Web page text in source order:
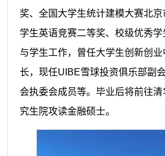
奖、全国大学生统计建模大赛北
学生英语竞赛二等奖、校级优秀
与学生工作，曾任大学生创新创
长，现任UIBE雪球投资俱乐部副
会执委会成员等。毕业后将前往
究生院攻读金融硕士。